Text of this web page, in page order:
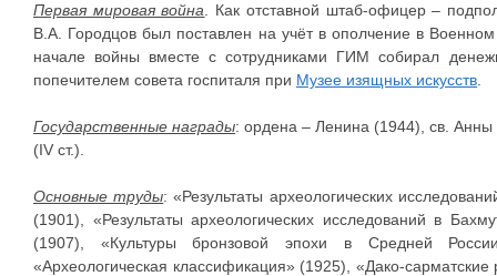
Первая мировая война . Как отставной штаб-офицер –
В.А. Городцов был поставлен на учёт в ополчение в
начале войны вместе с сотрудниками ГИМ собирал
попечителем совета госпиталя при Музее изящных искусств
Государственные награды: ордена – Ленина (1944), св. Анны
(IV ст.).
Основные труды: «Результаты археологических
(1901), «Результаты археологических исследований в
(1907), «Культуры бронзовой эпохи в Средней
«Археологическая классификация» (1925), «Дако-